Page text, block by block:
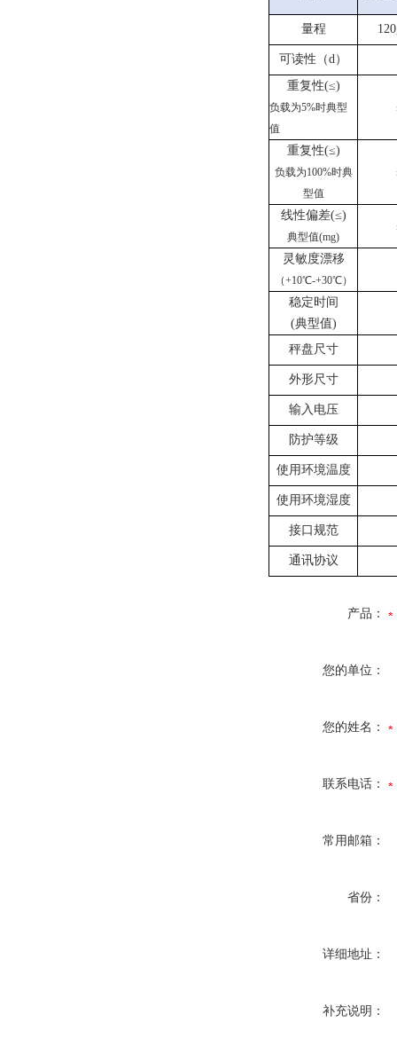
量程
可读性 （d）
重复性(≤)
负载为5%时典型
值
重复性(≤)
负载为100%时典
型值
线性偏差(≤)
典型值(mg)
灵敏度漂移
（+10℃-+30℃）
稳定时间
(典型值)
秤盘 尺寸
外形尺寸
输入电压
防护等级
使用环境温度
使用环境湿度
接口规范
通讯协议
产品：
您的单位：
您的姓名：
联系电话：
常用邮箱：
省份：
详细地址：
补充说明：